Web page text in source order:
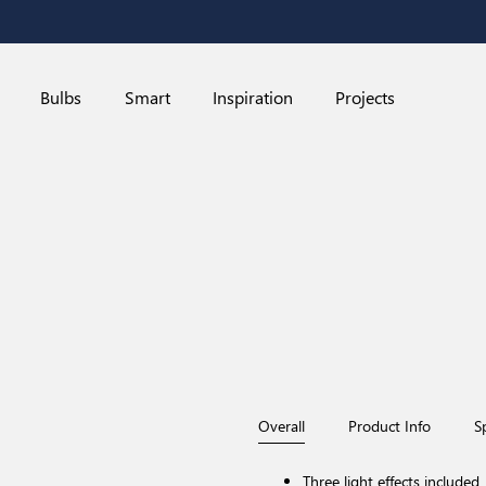
Bulbs Smart Inspiration Projects
Overall Product Info
Three light effects included